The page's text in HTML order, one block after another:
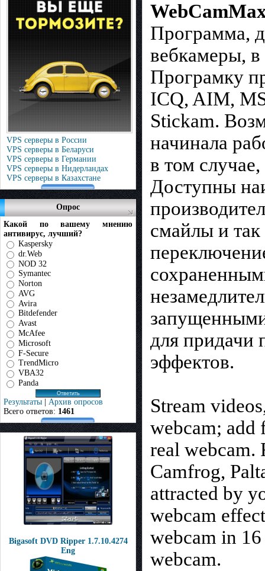
VPS серверы в России
VPS серверы в Беларуси
VPS серверы в Германии
VPS серверы в Нидерландах
VPS серверы в Казахстане
Опрос
Какой по вашему мнению
антивирус, лучший?
Kaspersky
dr.Web
NOD 32
Symantec
Norton
AVG
Avira
Bitdefender
Avast
McAfee
Microsoft
F-Secure
TrendMicro
VBA32
Panda
Результаты | Архив опросов
Всего ответов: 1461
Bigasoft DVD Ripper 1.7.10.4274
Eng
Программа,
вебкамеры, в
Програмку
ICQ, AIM,
Stickam.
начинала
в том
Доступны
смайлы и так
для придачи
эффектов.
Stream
webcam; add
real webcam.
Camfrog,
attracted by
webcam
webcam in
webcam.